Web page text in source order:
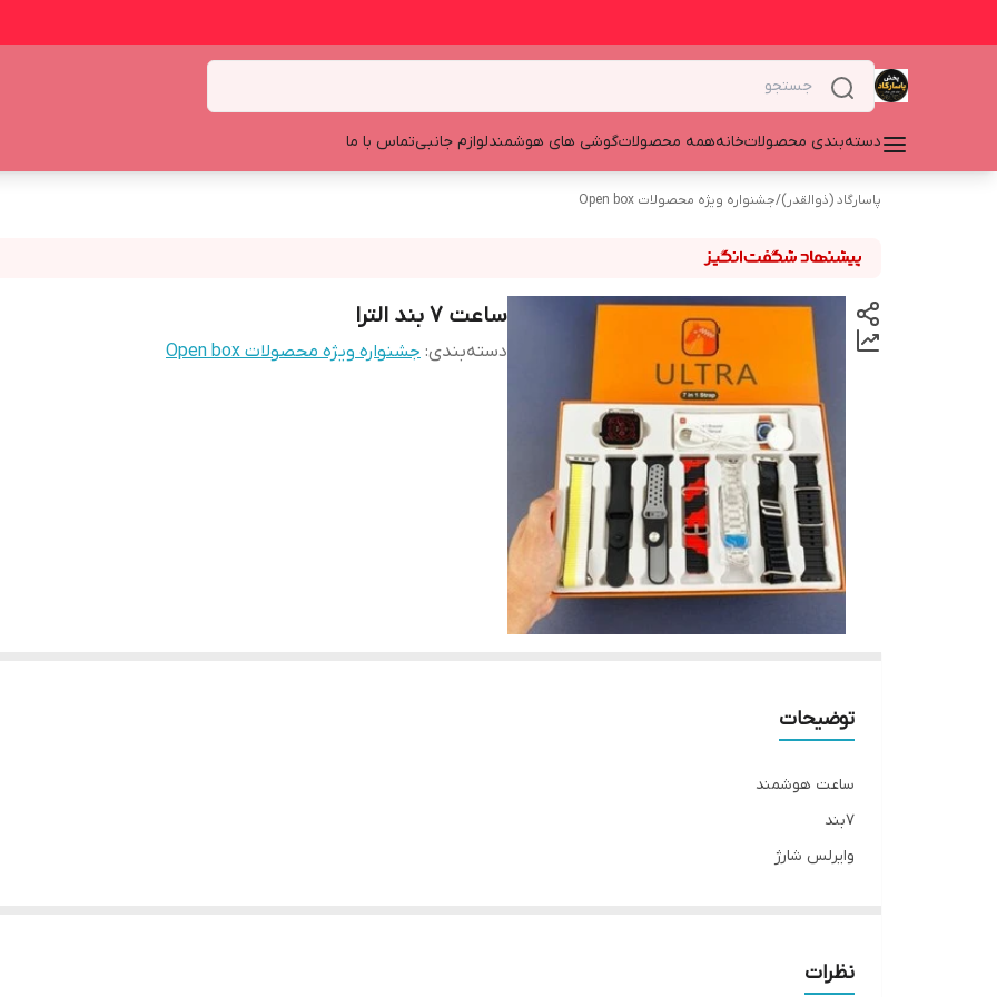
دسته‌بندی محصولاتخانههمه محصولاتگوشی های هوشمندلوازم جانبیتماس با ما
پاسارگاد (ذوالقدر)/جشنواره ویژه محصولات Open box
ساعت 7 بند الترا
دسته‌بندی: جشنواره ویژه محصولات Open box
توضیحات
ساعت هوشمند
7بند
وایرلس شارژ
نظرات